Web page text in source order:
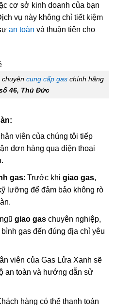
cơ sở kinh doanh của bạn
vụ này không chỉ tiết kiệm
an toàn và thuận tiện cho
chuyên cung cấp gaschính hãng
46, Thủ Đức
viên của chúng tôi tiếp
đơn hàng qua điện thoại
gas: Trước khi giao gas,
lưỡng để đảm bảo không rò
giao gaschuyên nghiệp,
gas đến đúng địa chỉ yêu
viên của Gas Lửa Xanh sẽ
an toàn và hướng dẫn sử
hàng có thể thanh toán